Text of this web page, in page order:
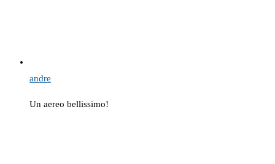
andre
Un aereo bellissimo!